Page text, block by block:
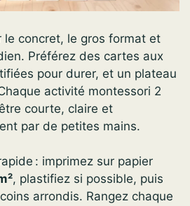
le concret, le gros format et
Préférez des cartes aux
pour durer, et un plateau
activité montessori 2
courte, claire et
par de petites mains.
: imprimez sur papier
, plastifiez si possible, puis
arrondis. Rangez chaque